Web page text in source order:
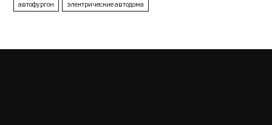
автофургон электрические автодома